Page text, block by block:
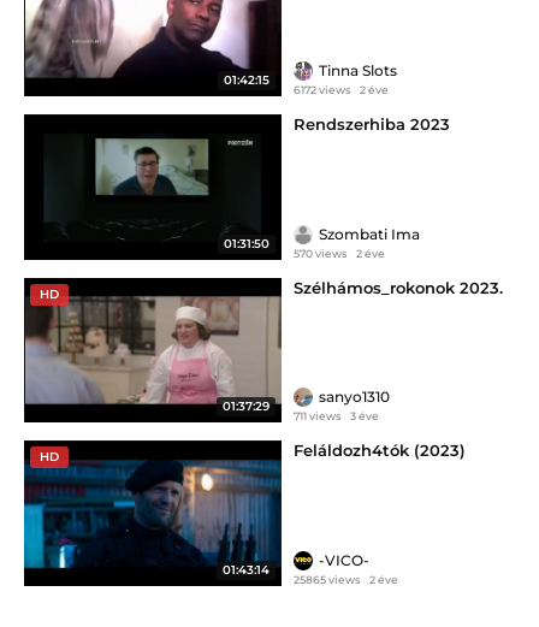
01:42:15
Tinna Slots
6172 views 2 éve
01:31:50
Rendszerhiba 2023
Szombati Ima
570 views 2 éve
HD
01:37:29
Szélhámos_rokonok 2023.
sanyo1310
711 views 3 éve
HD
01:43:14
Feláldozh4tók (2023)
-VICO-
25865 views 2 éve